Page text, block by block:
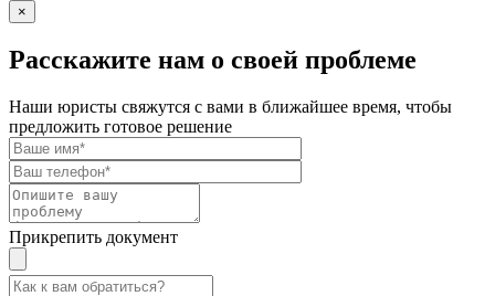
×
Расскажите нам о своей проблеме
Наши юристы свяжутся с вами в ближайшее время, чтобы
предложить готовое решение
Прикрепить документ